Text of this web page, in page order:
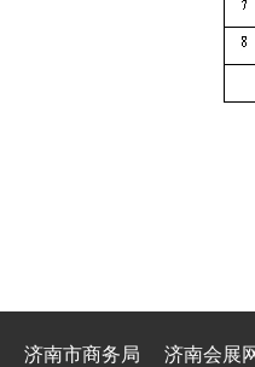
济南市商务局 济南会展